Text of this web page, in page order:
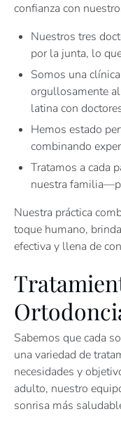
confianza con
Nuestros tres
por la junta, lo
Somos una
orgullosamente
latina con
Hemos estado
combinando
Tratamos a cada
nuestra
Nuestra práctica
toque humano,
efectiva y llena de
Sabemos que cada
una variedad de
necesidades y
adulto, nuestro
sonrisa más